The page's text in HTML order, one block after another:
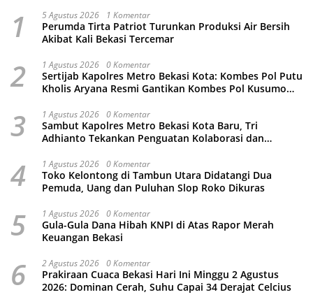
1 5 Agustus 2026 1 Komentar
Perumda Tirta Patriot Turunkan Produksi Air Bersih
Akibat Kali Bekasi Tercemar
2 1 Agustus 2026 0 Komentar
Sertijab Kapolres Metro Bekasi Kota: Kombes Pol Putu
Kholis Aryana Resmi Gantikan Kombes Pol Kusumo
3 1 Agustus 2026 0 Komentar
Sambut Kapolres Metro Bekasi Kota Baru, Tri
Adhianto Tekankan Penguatan Kolaborasi dan
4 1 Agustus 2026 0 Komentar
Toko Kelontong di Tambun Utara Didatangi Dua
Pemuda, Uang dan Puluhan Slop Roko Dikuras
5 1 Agustus 2026 0 Komentar
Gula-Gula Dana Hibah KNPI di Atas Rapor Merah
Keuangan Bekasi
6 2 Agustus 2026 0 Komentar
Prakiraan Cuaca Bekasi Hari Ini Minggu 2 Agustus
2026: Dominan Cerah, Suhu Capai 34 Derajat Celcius